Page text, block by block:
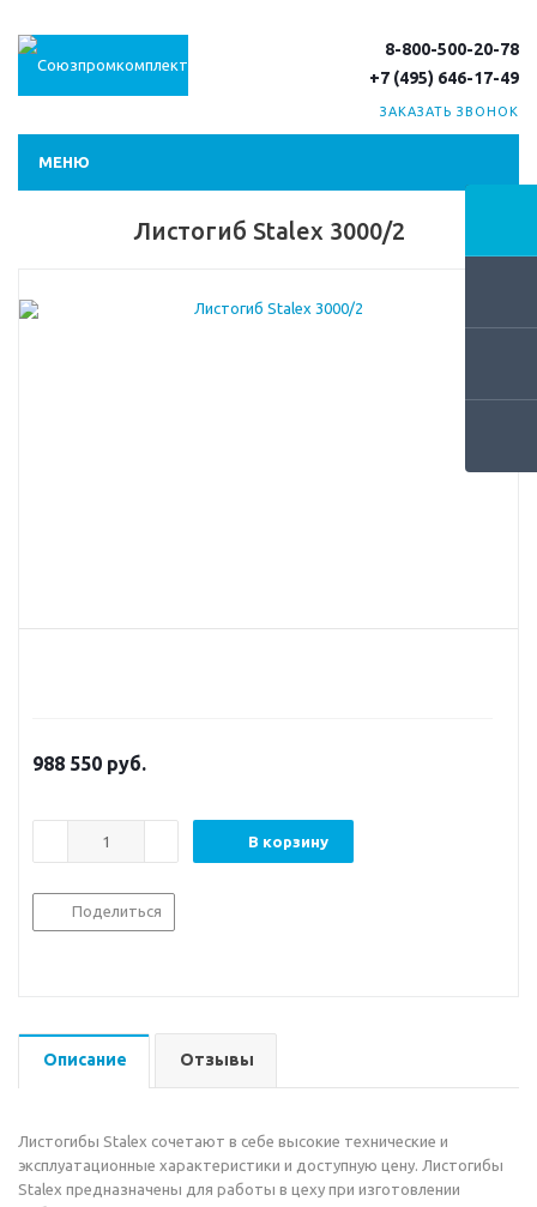
8-800-500-20-78
+7 (495) 646-17-49
ЗАКАЗАТЬ ЗВОНОК
МЕНЮ
Листогиб Stalex 3000/2
988 550 руб.
В корзину
Поделиться
Описание Отзывы
Листогибы Stalex сочетают в себе высокие технические и
эксплуатационные характеристики и доступную цену. Листогибы
Stalex предназначены для работы в цеху при изготовлении